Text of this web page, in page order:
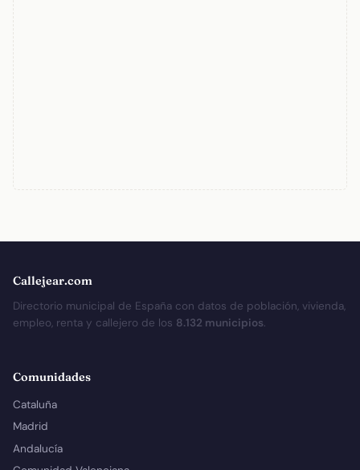
Callejear.com
Directorio municipal de España con datos de población, vivienda,
empleo, renta y callejero de los 8.132 municipios.
Comunidades
Cataluña
Madrid
Andalucía